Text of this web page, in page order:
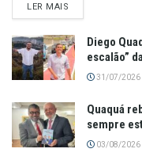
LER MAIS
Diego
escalão”
31/07/2026
Quaquá
sempre
03/08/2026